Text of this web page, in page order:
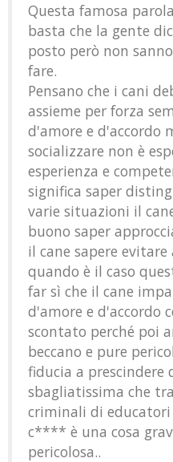
Questa famosa
basta che la gente
posto però non
fare.
Pensano che i cani
assieme per forza
d'amore e d'accordo
socializzare non è
esperienza e
significa saper
varie situazioni il
buono saper
il cane sapere
quando è il caso
far sì che il cane
d'amore e d'accordo
scontato perché poi
beccano e pure
fiducia a prescindere
sbagliatissima che
criminali di
c**** è una cosa
pericolosa..